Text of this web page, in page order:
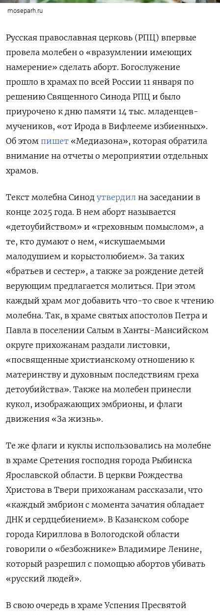
moseparh.ru
Русская православная церковь (РПЦ) впервые
провела молебен о «вразумлении имеющих
намерение» сделать аборт. Богослужение
прошло в храмах по всей России 11 января по
решению Священного Синода РПЦ и было
приурочено к дню памяти 14 тыс. младенцев-
мучеников, «от Ирода в Вифлееме избиенных».
Об этом пишет «Медиазона», которая обратила
внимание на отчеты о мероприятии отдельных
храмов.
Текст молебна Синод утвердил на заседании в
конце 2025 года. В нем аборт называется
«детоубийством» и «греховным помыслом», а
те, кто думают о нем, «искушаемыми
малодушием и корыстолюбием». За таких
«братьев и сестер», а также за рождение детей
верующим предлагается молиться. При этом
каждый храм мог добавить что-то свое к чтению
молебна. Так, в храме святых апостолов Петра и
Павла в поселении Салым в Ханты-Мансийском
округе прихожанам раздали листовки,
«посвященные христианскому отношению к
материнству и духовным последствиям греха
детоубийства». Также на молебен принесли
кукол, изображающих эмбрионы, и флаги
движения «За жизнь».
Те же флаги и куклы использовались на молебне
в храме Сретения господня города Рыбинска
Ярославской области. В церкви Рождества
Христова в Твери прихожанам рассказали, что
«каждый эмбрион с момента зачатия обладает
ДНК и сердцебиением». В Казанском соборе
города Кириллова в Вологодской области
говорили о «безбожнике» Владимире Ленине,
который разрешил с помощью абортов убивать
«русский людей».
В свою очередь в храме Успения Пресвятой